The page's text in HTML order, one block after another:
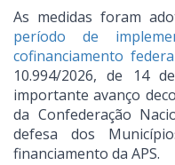
As medidas foram
período de
cofinanciamento
10.994/2026, de 14
importante avanço
da Confederação
defesa dos
financiamento da APS.